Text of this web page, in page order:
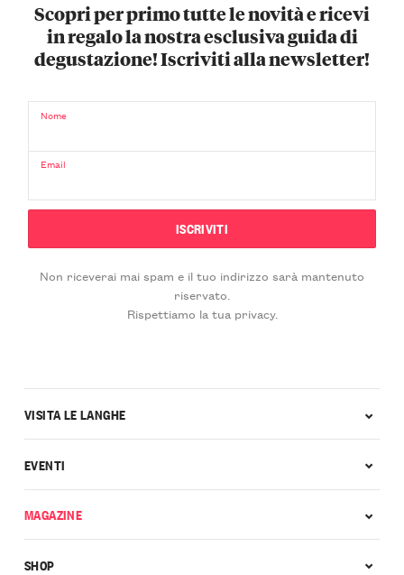
Scopri per primo tutte le novità e ricevi
in regalo la nostra esclusiva guida di
degustazione! Iscriviti alla newsletter!
Nome
Email
Non riceverai mai spam e il tuo indirizzo sarà mantenuto
riservato.
Rispettiamo la tua privacy.
VISITA LE LANGHE
EVENTI
MAGAZINE
SHOP